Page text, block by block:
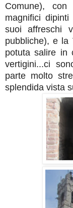
Comune),
magnifici
suoi affreschi
pubbliche),e la
potuta salire in
vertigini...ci
parte molto
splendida vista